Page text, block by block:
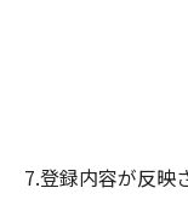
7.登録内容が反映